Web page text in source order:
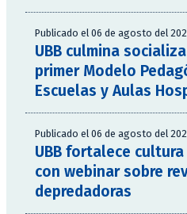
Publicado el 06 de agosto del
UBB culmina
primer Modelo
Escuelas y Aulas
Publicado el 06 de agosto del
UBB fortalece
con webinar sobre
depredadoras